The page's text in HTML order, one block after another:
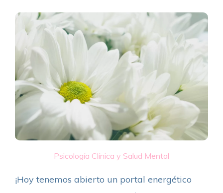
Psicología Clínica y Salud Mental
¡Hoy tenemos abierto un portal energético